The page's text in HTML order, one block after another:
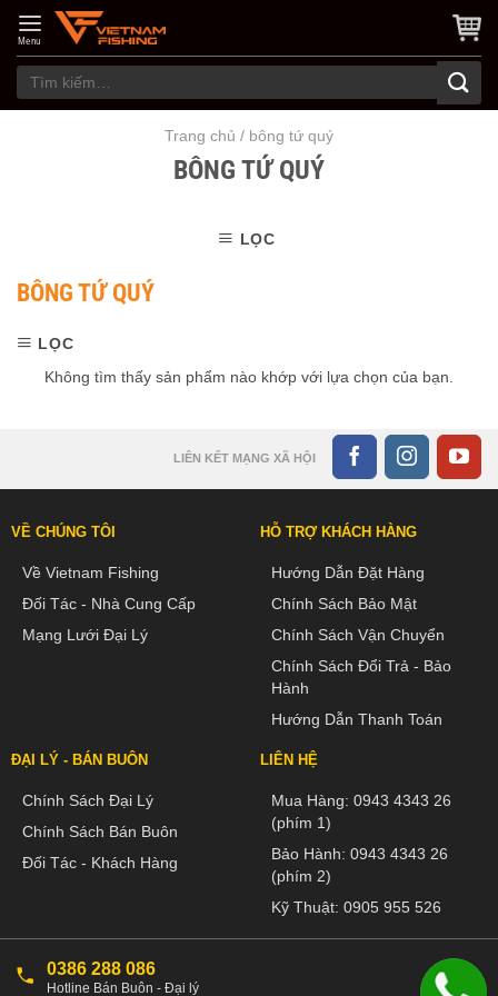
content
Menu
Tìm
kiếm:
Trang chủ / bông tứ quý
BÔNG TỨ QUÝ
LỌC
BÔNG TỨ QUÝ
LỌC
Không tìm thấy sản phẩm nào khớp với lựa chọn của bạn.
LIÊN KẾT MẠNG XÃ HỘI
VỀ CHÚNG TÔI
Về Vietnam Fishing
Đối Tác - Nhà Cung Cấp
Mạng Lưới Đại Lý
HỖ TRỢ KHÁCH HÀNG
Hướng Dẫn Đặt Hàng
Chính Sách Bảo Mật
Chính Sách Vận Chuyển
Chính Sách Đổi Trả - Bảo
Hành
Hướng Dẫn Thanh Toán
ĐẠI LÝ - BÁN BUÔN
Chính Sách Đại Lý
Chính Sách Bán Buôn
Đối Tác - Khách Hàng
LIÊN HỆ
Mua Hàng: 0943 4343 26
(phím 1)
Bảo Hành: 0943 4343 26
(phím 2)
Kỹ Thuật: 0905 955 526
0386 288 086
Hotline Bán Buôn - Đại lý